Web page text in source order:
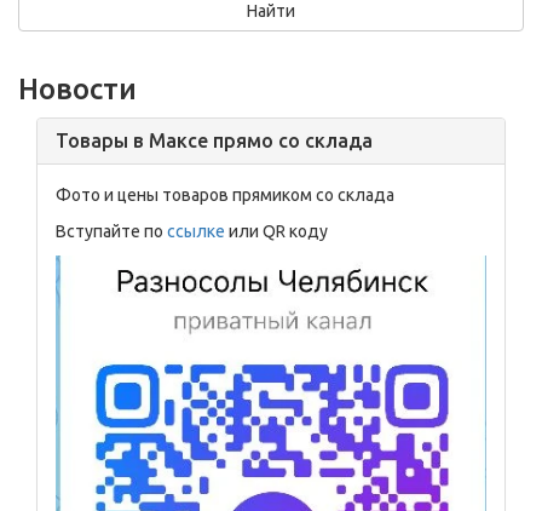
Найти
Новости
Товары в Максе прямо со склада
Фото и цены товаров прямиком со склада
Вступайте по ссылке или QR коду